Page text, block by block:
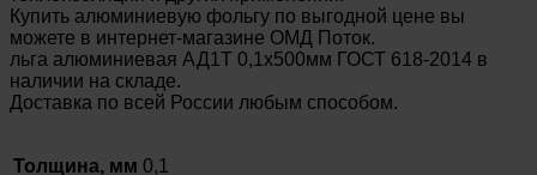
Купить алюминиевую фольгу по выгодной цене вы
можете в интернет-магазине ОМД Поток.
льга алюминиевая АД1Т 0,1х500мм ГОСТ 618-2014 в
наличии на складе.
Доставка по всей России любым способом.
Толщина, мм 0,1